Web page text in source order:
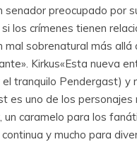
preocupado por
los crímenes tienen
sobrenatural más
Kirkus«Esta nueva
tranquilo Pendergast)
es uno de los
un caramelo para los
y mucho para